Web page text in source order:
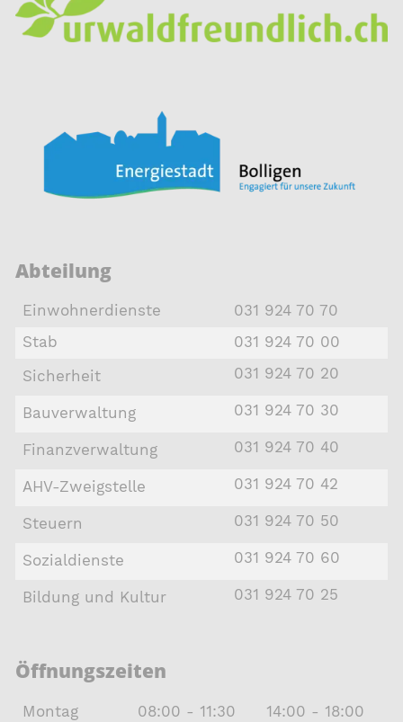
Abteilung
Einwohnerdienste
031 924 70 70
Stab
031 924 70 00
Sicherheit
031 924 70 20
Bauverwaltung 031 924 70 30
Finanzverwaltung 031 924 70 40
AHV-Zweigstelle 031 924 70 42
Steuern 031 924 70 50
Sozialdienste 031 924 70 60
Bildung und Kultur 031 924 70 25
Öffnungszeiten
Montag 08:00 - 11:30
14:00 - 18:00